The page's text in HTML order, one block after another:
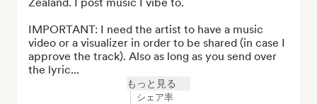
IMPORTANT: I need the artist to have a music
video or a visualizer in order to be shared (in case I
approve the track). Also as long as you send over
the lyric...
もっと見る
シェア率